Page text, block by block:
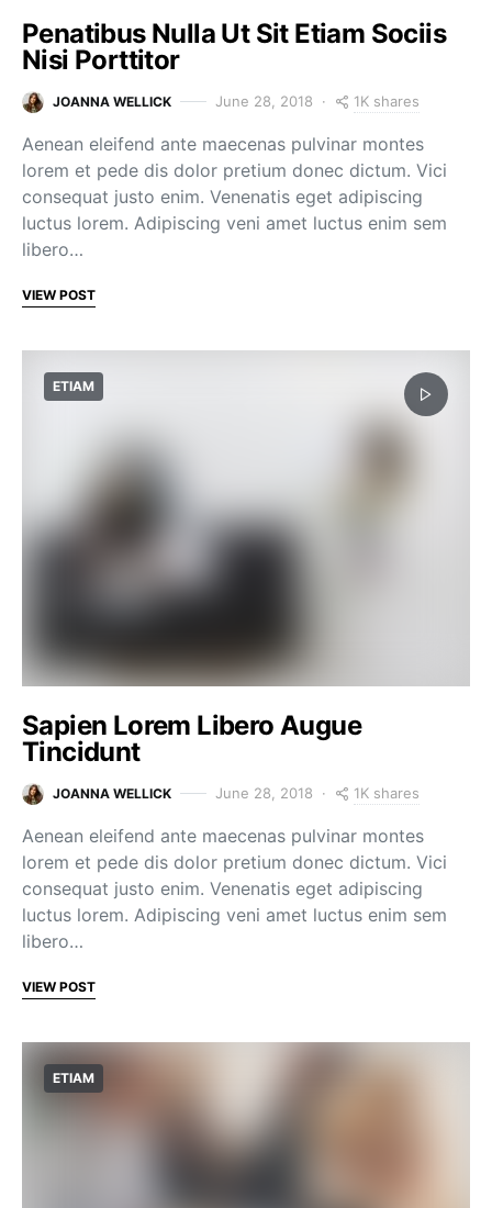
Penatibus Nulla Ut Sit Etiam Sociis
Nisi Porttitor
JOANNA WELLICK June 28, 2018 1K shares
Aenean eleifend ante maecenas pulvinar montes
lorem et pede dis dolor pretium donec dictum. Vici
consequat justo enim. Venenatis eget adipiscing
luctus lorem. Adipiscing veni amet luctus enim sem
libero…
VIEW POST
ETIAM
Sapien Lorem Libero Augue
Tincidunt
JOANNA WELLICK June 28, 2018 1K shares
Aenean eleifend ante maecenas pulvinar montes
lorem et pede dis dolor pretium donec dictum. Vici
consequat justo enim. Venenatis eget adipiscing
luctus lorem. Adipiscing veni amet luctus enim sem
libero…
VIEW POST
ETIAM